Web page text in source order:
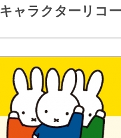
キャラクターリコ